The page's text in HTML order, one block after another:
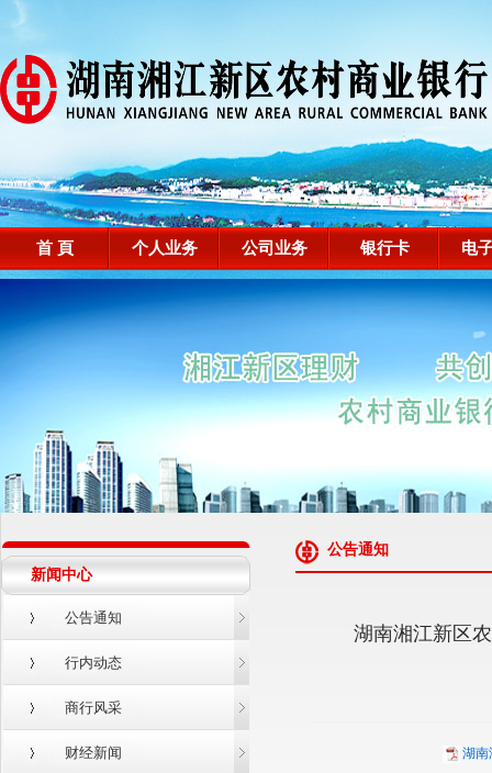
首 頁 个人业务 公司业务 银行卡 电
新闻中心
公告通知
行内动态
商行风采
财经新闻
公告通知
湖南湘江新区
湖南